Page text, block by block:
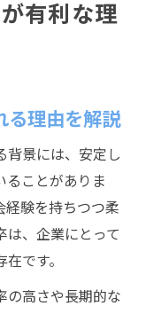
有利な理
る理由を解説
背景には、安定し
ることがありま
経験を持ちつつ柔
、企業にとって
です。
の高さや長期的な